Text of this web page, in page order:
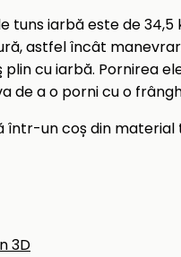
tuns iarbă este de
astfel încât
cu iarbă. Pornirea
de a o porni cu o
într-un coș din material
3D